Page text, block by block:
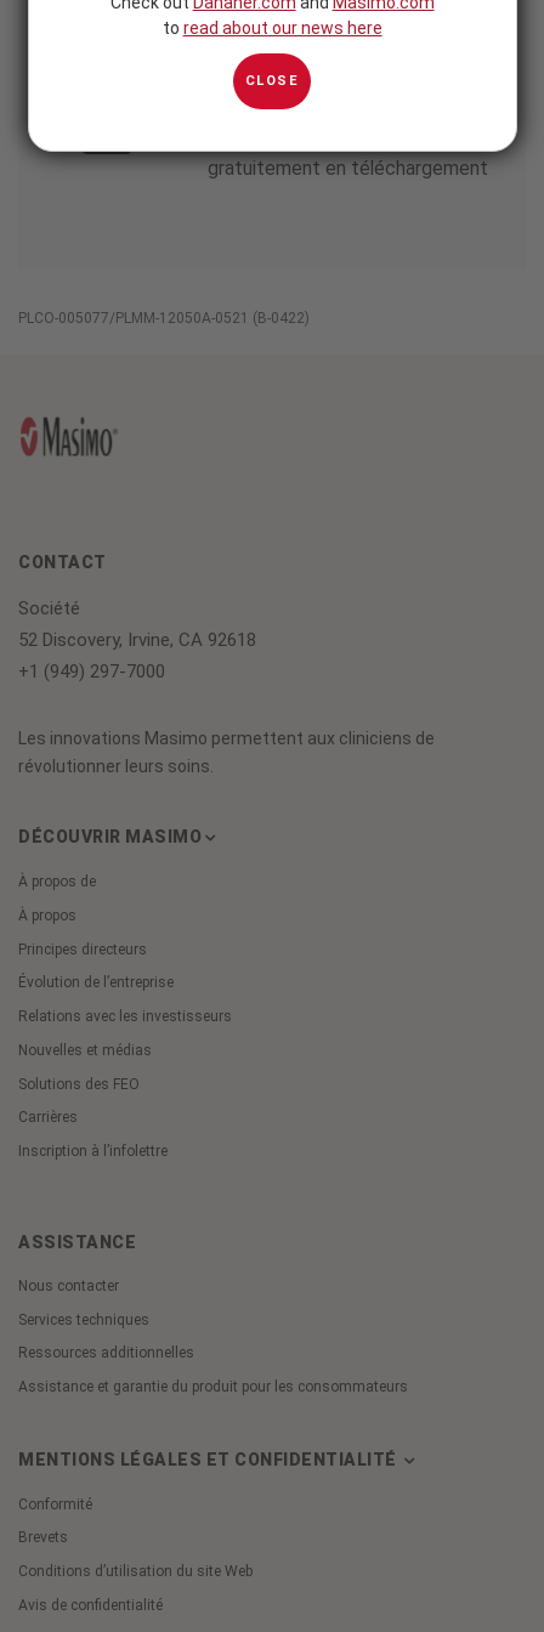
journal évalué par des pairs
gratuitement en téléchargement
PLCO-005077/PLMM-12050A-0521 (B-0422)
CONTACT
Société
52 Discovery, Irvine, CA 92618
+1 (949) 297-7000
Les innovations Masimo permettent aux cliniciens de
révolutionner leurs soins.
DÉCOUVRIR MASIMO
À propos de
À propos
Principes directeurs
Évolution de l’entreprise
Relations avec les investisseurs
Nouvelles et médias
Solutions des FEO
Carrières
Inscription à l’infolettre
ASSISTANCE
Nous contacter
Services techniques
Ressources additionnelles
Assistance et garantie du produit pour les consommateurs
MENTIONS LÉGALES ET CONFIDENTIALITÉ
Conformité
Brevets
Conditions d’utilisation du site Web
Avis de confidentialité
to read about our news here
CLOSE